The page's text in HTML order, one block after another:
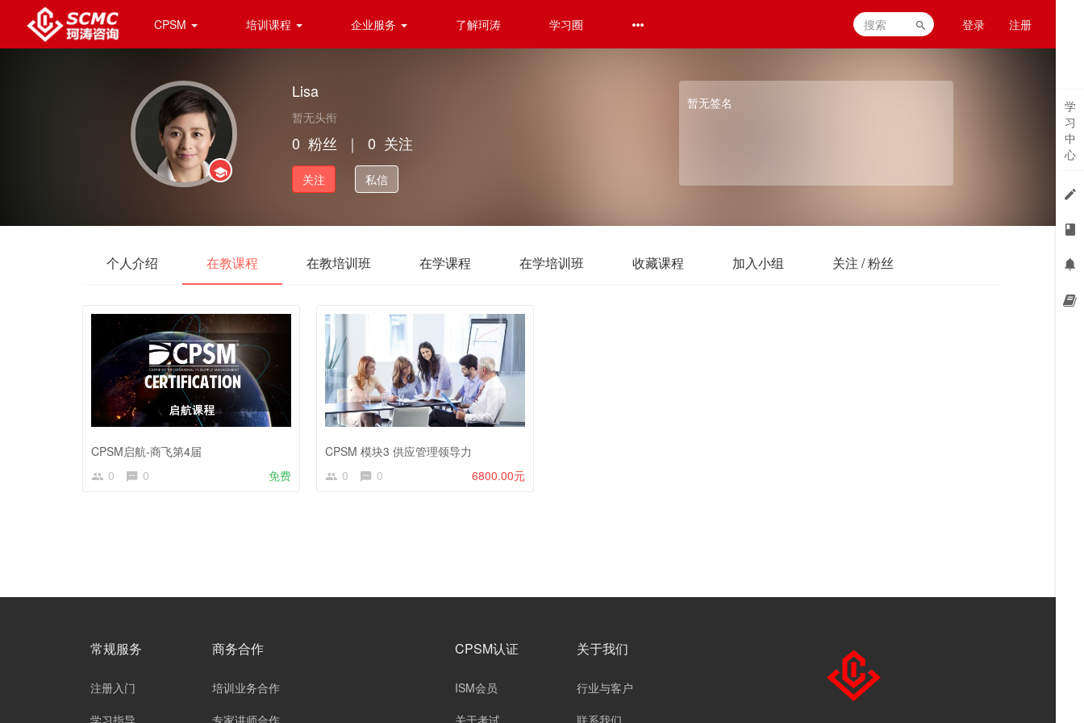
CPSM 培训课程 企业服务 了解珂涛 学习圈 登录 注册
Lisa
暂无头衔
0 粉丝 ｜ 0 关注
关注 私信
暂无签名
个人介绍 在教课程 在教培训班 在学课程 在学培训班 收藏课程 加入小组 关注 / 粉丝
CPSM启航-商飞第4届
0
0 免费
CPSM 模块3 供应管理领导力
0
0 6800.00元
常规服务
注册入门
学习指导
商务合作
培训业务合作
专家讲师合作
CPSM认证
ISM会员
关于考试
关于我们
行业与客户
联系我们
学
习
中
心